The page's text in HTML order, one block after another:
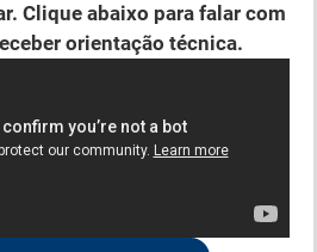
Clique abaixo para falar com
orientação técnica.